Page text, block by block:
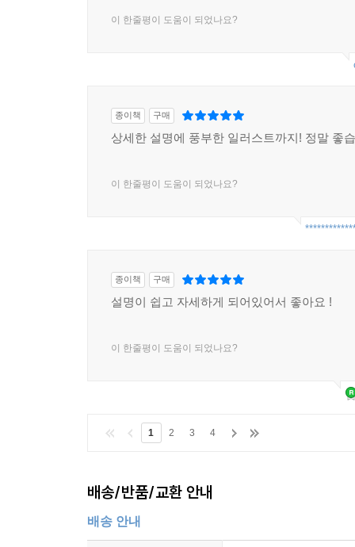
이 한줄평이 도움이 되었나요?
종이책 구매
상세한 설명에 풍부한 일러스트까지! 정말 좋
이 한줄평이 도움이 되었나요?
종이책 구매
설명이 쉽고 자세하게 되어있어서 좋아요 !
이 한줄평이 도움이 되었나요?
1 2 3 4
배송/반품/교환 안내
배송 안내